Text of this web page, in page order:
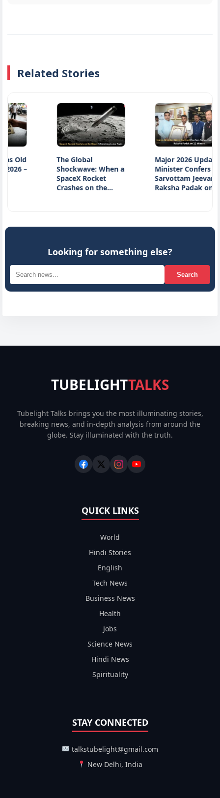
Related Stories
–
The Global
Shockwave: When a
SpaceX Rocket
Crashes on the…
Major 2026 Update:
Minister Confers
Sarvottam Jeevan
Raksha Padak on…
Looking for something else?
Search
TUBELIGHTTALKS
Tubelight Talks brings you the most illuminating stories,
breaking news, and in-depth analysis from around the
globe. Stay illuminated with the truth.
QUICK LINKS
World
Hindi Stories
English
Tech News
Business News
Health
Jobs
Science News
Hindi News
Spirituality
STAY CONNECTED
talkstubelight@gmail.com
New Delhi, India